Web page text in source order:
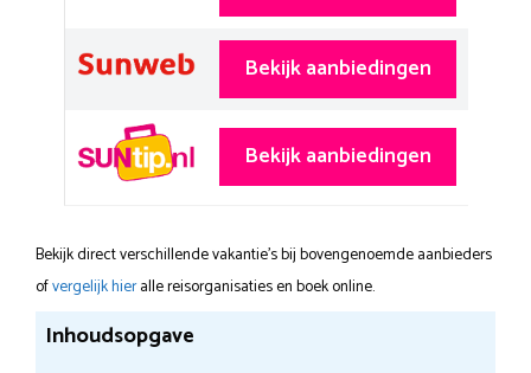
Bekijk aanbiedingen
Bekijk aanbiedingen
Bekijk direct verschillende vakantie's bij bovengenoemde aanbieders
ofvergelijk hieralle reisorganisaties en boek online.
Inhoudsopgave